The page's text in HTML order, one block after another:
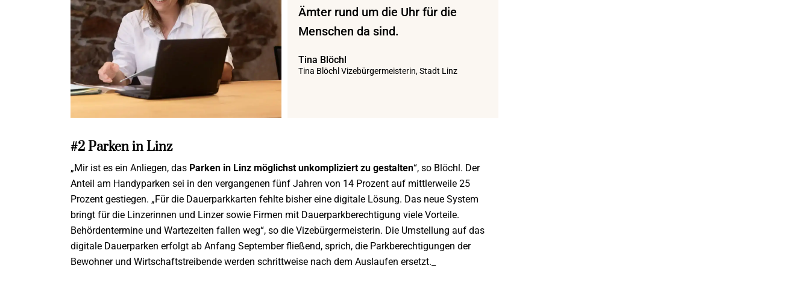
Ämter rund um die Uhr für die
Menschen da sind.
Tina Blöchl
Tina Blöchl Vizebürgermeisterin, Stadt Linz
#2 Parken in Linz
„Mir ist es ein Anliegen, das Parken in Linz möglichst unkompliziert zu gestalten“, so Blöchl. Der
Anteil am Handyparken sei in den vergangenen fünf Jahren von 14 Prozent auf mittlerweile 25
Prozent gestiegen. „Für die Dauerparkkarten fehlte bisher eine digitale Lösung. Das neue System
bringt für die Linzerinnen und Linzer sowie Firmen mit Dauerparkberechtigung viele Vorteile.
Behördentermine und Wartezeiten fallen weg“, so die Vizebürgermeisterin. Die Umstellung auf das
digitale Dauerparken erfolgt ab Anfang September fließend, sprich, die Parkberechtigungen der
Bewohner und Wirtschaftstreibende werden schrittweise nach dem Auslaufen ersetzt._